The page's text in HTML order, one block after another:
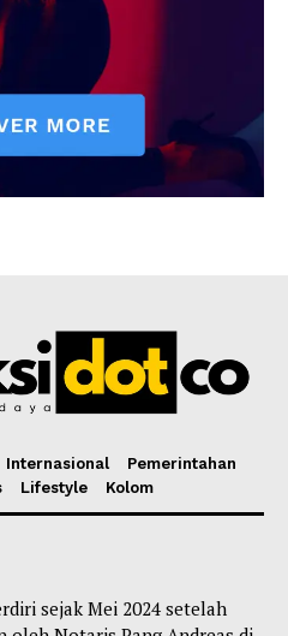
Internasional
Pemerintahan
Lifestyle Kolom
sejak Mei 2024 setelah